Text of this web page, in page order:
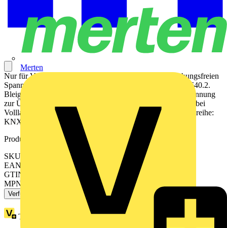
Merten
Nur für Verwendung in Kombination mit der Unterbrechungsfreien
Spannungsversorgungen SU/S 30.640.1 und die SU/S 30.640.2.
Bleigel-Akku für die Pufferung der ABB i-bus® Systemspannung
zur Überbrückung von Netzaus fällen für min. 10 Minuten (bei
Volllast). Anschluss über 4-adriges Standard-Kabel. Produktreihe:
KNX
Produktkennzeichen
SKU: GHQ6310062R0111
EAN: 4016779514811
GTIN: 4016779514811
MPN: AM/S12.1
Verfügbar: 4 Händler
Treuepunkte: